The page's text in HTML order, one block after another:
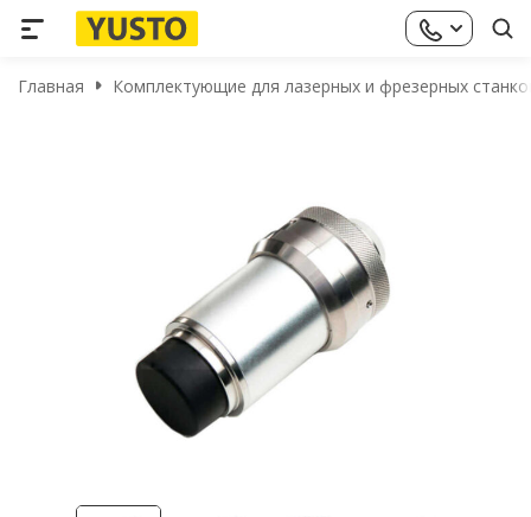
Главная Комплектующие для лазерных и фрезерных